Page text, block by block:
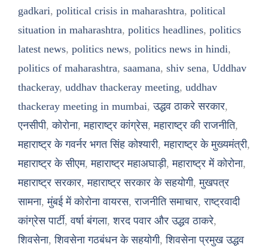
gadkari, political crisis in maharashtra, political
situation in maharashtra, politics headlines, politics
latest news, politics news, politics news in hindi,
politics of maharashtra, saamana, shiv sena, Uddhav
thackeray, uddhav thackeray meeting, uddhav
thackeray meeting in mumbai,उद्धव ठाकरे सरकार,
एनसीपी,कोरोना,महाराष्ट्र कांग्रेस,महाराष्ट्र की राजनीति,
महाराष्ट्र के गवर्नर भगत सिंह कोश्यारी,महाराष्ट्र के मुख्यमंत्री,
महाराष्ट्र के सीएम,महाराष्ट्र महाअघाड़ी,महाराष्ट्र में कोरोना,
महाराष्ट्र सरकार,महाराष्ट्र सरकार के सहयोगी,मुखपत्र
सामना,मुंबई में कोरोना वायरस,राजनीति समाचार,राष्ट्रवादी
कांग्रेस पार्टी,वर्षा बंगला,शरद पवार और उद्धव ठाकरे,
शिवसेना,शिवसेना गठबंधन के सहयोगी,शिवसेना प्रमुख उद्धव